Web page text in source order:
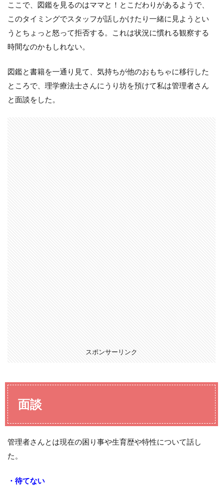
ここで、図鑑を見るのはママと！とこだわりがあるようで、
このタイミングでスタッフが話しかけたり一緒に見ようとい
うとちょっと怒って拒否する。これは状況に慣れる観察する
時間なのかもしれない。
図鑑と書籍を一通り見て、気持ちが他のおもちゃに移行した
ところで、理学療法士さんにうり坊を預けて私は管理者さん
と面談をした。
スポンサーリンク
面談
管理者さんとは現在の困り事や生育歴や特性について話し
た。
・待てない